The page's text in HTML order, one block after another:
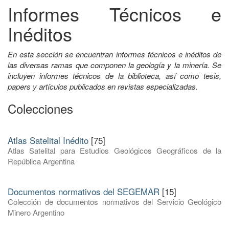
Informes Técnicos e
Inéditos
En esta sección se encuentran informes técnicos e inéditos de
las diversas ramas que componen la geología y la minería. Se
incluyen informes técnicos de la biblioteca, así como tesis,
papers y artículos publicados en revistas especializadas.
Colecciones
Atlas Satelital Inédito [75]
Atlas Satelital para Estudios Geológicos Geográficos de la
República Argentina
Documentos normativos del SEGEMAR [15]
Colección de documentos normativos del Servicio Geológico
Minero Argentino